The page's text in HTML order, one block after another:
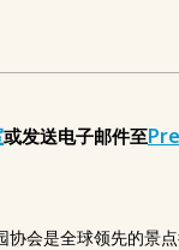
或发送电子邮件至
协会是全球领先的景